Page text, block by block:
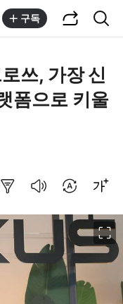
구독
쓰, 가장 신
폼으로 키울